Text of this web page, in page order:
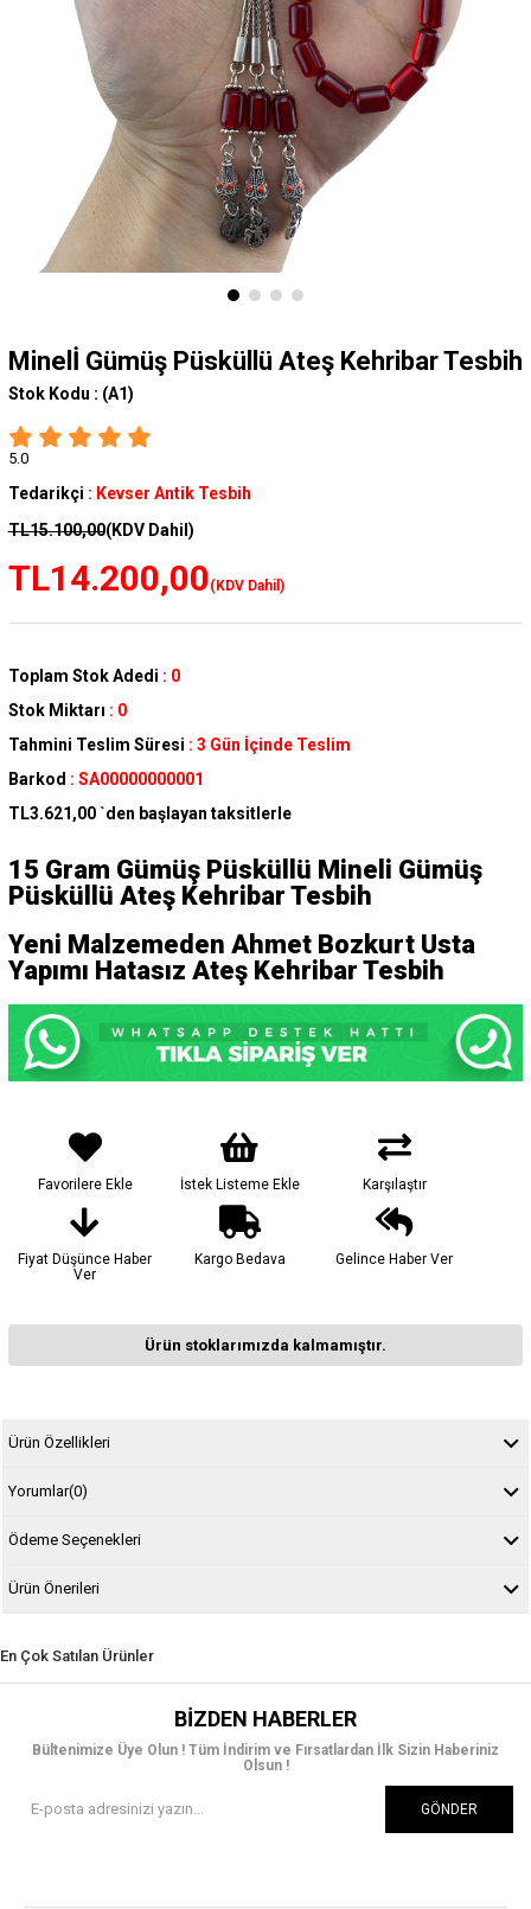
Minelİ Gümüş Püsküllü Ateş Kehribar Tesbih
Stok Kodu : (A1)
5.0
Tedarikçi : Kevser Antik Tesbih
TL15.100,00(KDV Dahil)
TL14.200,00(KDV Dahil)
Toplam Stok Adedi : 0
Stok Miktarı : 0
Tahmini Teslim Süresi : 3 Gün İçinde Teslim
Barkod : SA00000000001
TL3.621,00 `den başlayan taksitlerle
15 Gram Gümüş Püsküllü Mineli Gümüş
Püsküllü Ateş Kehribar Tesbih
Yeni Malzemeden Ahmet Bozkurt Usta
Yapımı Hatasız Ateş Kehribar Tesbih
Favorilere Ekle İstek Listeme Ekle Karşılaştır
Fiyat Düşünce Haber
Ver
Kargo Bedava Gelince Haber Ver
Ürün stoklarımızda kalmamıştır.
Ürün Özellikleri
Yorumlar(0)
Ödeme Seçenekleri
Ürün Önerileri
En Çok Satılan Ürünler
BIZDEN HABERLER
Bültenimize Üye Olun ! Tüm İndirim ve Fırsatlardan İlk Sizin Haberiniz
Olsun !
GÖNDER